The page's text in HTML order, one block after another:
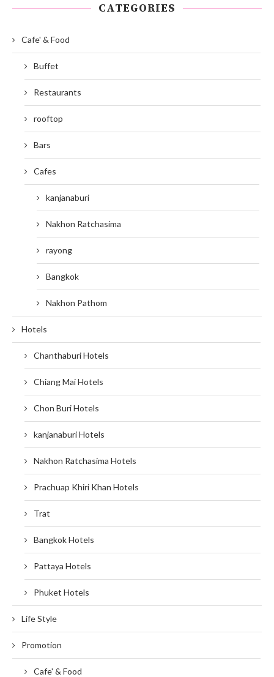
CATEGORIES
Cafe' & Food
Buffet
Restaurants
rooftop
Bars
Cafes
kanjanaburi
Nakhon Ratchasima
rayong
Bangkok
Nakhon Pathom
Hotels
Chanthaburi Hotels
Chiang Mai Hotels
Chon Buri Hotels
kanjanaburi Hotels
Nakhon Ratchasima Hotels
Prachuap Khiri Khan Hotels
Trat
Bangkok Hotels
Pattaya Hotels
Phuket Hotels
Life Style
Promotion
Cafe' & Food